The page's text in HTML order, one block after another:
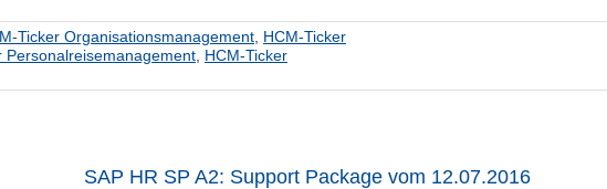
Ticker Organisationsmanagement HCM-Ticker
Personalreisemanagement HCM-Ticker
SAP HR SP A2: Support Package vom 12.07.2016